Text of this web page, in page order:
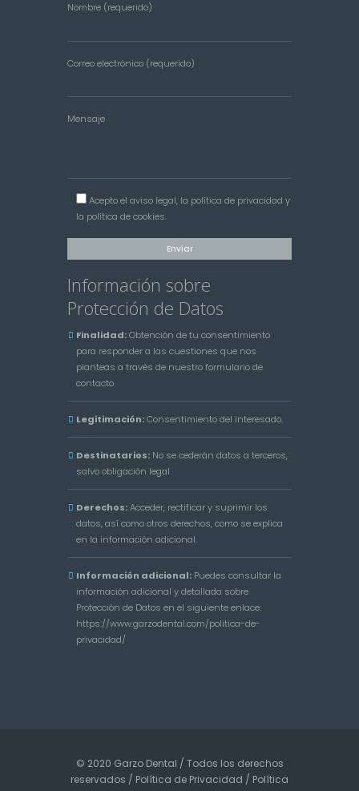
Nombre (requerido)
Correo electrónico (requerido)
Mensaje
Acepto elaviso legal, la política de privacidad y
la política de cookies.
Información sobre
Protección de Datos
Finalidad:Obtención de tu consentimiento
para responder a las cuestiones que nos
planteas a través de nuestro formulario de
contacto.
Legitimación:Consentimiento del interesado.
Destinatarios: No se cederán datos a terceros,
salvo obligación legal.
Derechos:Acceder, rectificar y suprimir los
datos, así como otros derechos, como se explica
en la información adicional.
Información adicional: Puedes consultar la
información adicional y detallada sobre
Protección de Datos en el siguiente enlace:
https://www.garzodental.com/politica-de-
privacidad/
© 2020 Garzo Dental / Todos los derechos
reservados / Política de Privacidad / Política